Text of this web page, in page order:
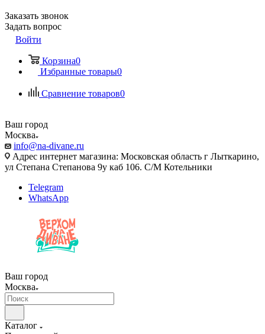
Заказать звонок
Задать вопрос
Войти
Корзина0
Избранные товары0
Сравнение товаров0
Ваш город
Москва
info@na-divane.ru
Адрес интернет магазина: Московская область г Лыткарино,
ул Степана Степанова 9у каб 106. С/М Котельники
Telegram
WhatsApp
Ваш город
Москва
Каталог